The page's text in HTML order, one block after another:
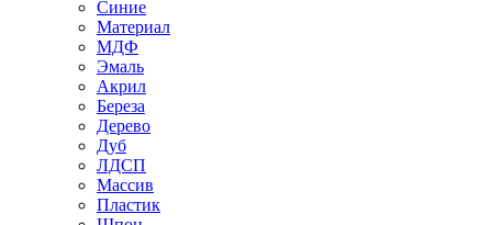
Синие
Материал
МДФ
Эмаль
Акрил
Береза
Дерево
Дуб
ЛДСП
Массив
Пластик